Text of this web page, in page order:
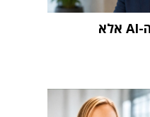
"האתגר הגדול אינו ה-AI אלא